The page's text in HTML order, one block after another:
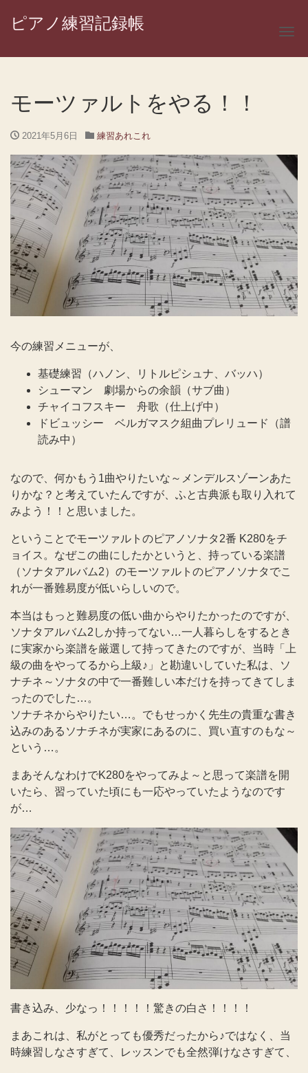
ピアノ練習記録帳
ナ
モーツァルトをやる！！
2021年5月6日 練習あれこれ
今の練習メニューが、
基礎練習（ハノン、リトルピシュナ、バッハ）
シューマン 劇場からの余韻（サブ曲）
チャイコフスキー 舟歌（仕上げ中）
ドビュッシー ベルガマスク組曲プレリュード（譜
読み中）
なので、何かもう1曲やりたいな～メンデルスゾーンあた
りかな？と考えていたんですが、ふと古典派も取り入れて
みよう！！と思いました。
ということでモーツァルトのピアノソナタ2番 K280をチ
ョイス。なぜこの曲にしたかというと、持っている楽譜
（ソナタアルバム2）のモーツァルトのピアノソナタでこ
れが一番難易度が低いらしいので。
本当はもっと難易度の低い曲からやりたかったのですが、
ソナタアルバム2しか持ってない…一人暮らしをするとき
に実家から楽譜を厳選して持ってきたのですが、当時「上
級の曲をやってるから上級♪」と勘違いしていた私は、ソ
ナチネ～ソナタの中で一番難しい本だけを持ってきてしま
ったのでした…。
ソナチネからやりたい…。でもせっかく先生の貴重な書き
込みのあるソナチネが実家にあるのに、買い直すのもな～
という…。
まあそんなわけでK280をやってみよ～と思って楽譜を開
いたら、習っていた頃にも一応やっていたようなのです
が…
書き込み、少なっ！！！！！驚きの白さ！！！！
まあこれは、私がとっても優秀だったから♪ではなく、当
時練習しなさすぎて、レッスンでも全然弾けなさすぎて、